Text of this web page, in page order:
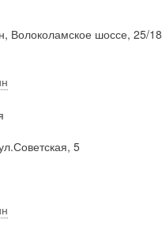
Волоколамское шоссе, 25/18
5